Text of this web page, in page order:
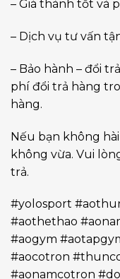
– Giá thành tốt và
– Dịch vụ tư vấn
– Bảo hành – đổi
phí đổi trả hàng
hàng.
Nếu bạn không
không vừa. Vui
trả.
#yolosport
#aothethao
#aogym
#aocotron
#aonamcotron